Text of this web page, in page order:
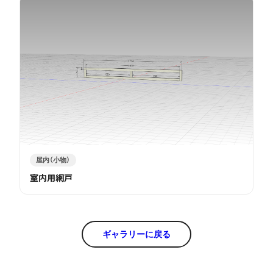
屋内（小物）
室内用網戸
ギャラリーに戻る